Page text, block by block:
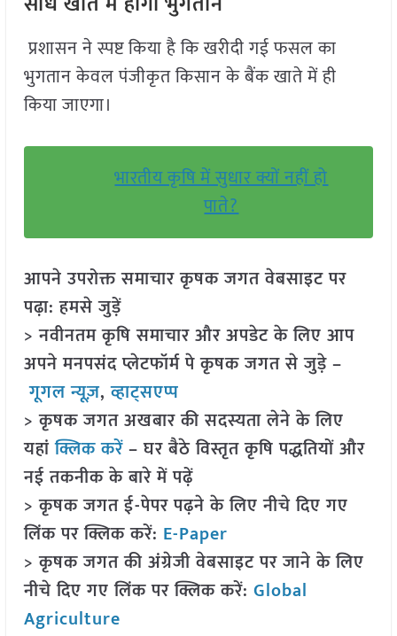
प्रशासन ने स्पष्ट किया है कि खरीदी गई फसल का
भुगतान केवल पंजीकृत किसान के बैंक खाते में ही
किया जाएगा।
भारतीय कृषि में सुधार क्यों नहीं हो
पाते?
आपने उपरोक्त समाचार कृषक जगत वेबसाइट पर
पढ़ा: हमसे जुड़ें
> नवीनतम कृषि समाचार और अपडेट के लिए आप
अपने मनपसंद प्लेटफॉर्म पे कृषक जगत से जुड़े –
गूगल न्यूज़,व्हाट्सएप्प
> कृषक जगत अखबार की सदस्यता लेने के लिए
यहांक्लिक करें– घर बैठे विस्तृत कृषि पद्धतियों और
नई तकनीक के बारे में पढ़ें
> कृषक जगत ई-पेपर पढ़ने के लिए नीचे दिए गए
लिंक पर क्लिक करें: E-Paper
> कृषक जगत की अंग्रेजी वेबसाइट पर जाने के लिए
नीचे दिए गए लिंक पर क्लिक करें: Global
Agriculture